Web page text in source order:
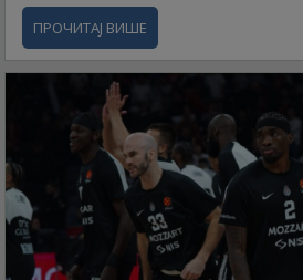
ПРОЧИТАЈ ВИШЕ